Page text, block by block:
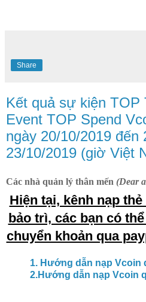
Share
Kết quả sự kiện TOP
Event TOP Spend
ngày 20/10/2019 đến
23/10/2019 (giờ Việt
Các nhà quản lý thân mến (Dear
Hiện tại, kênh nạp
bảo trì, các bạn có
chuyển khoản qua
1. Hướng dẫn nạp Vcoin
2.Hướng dẫn nạp Vcoin